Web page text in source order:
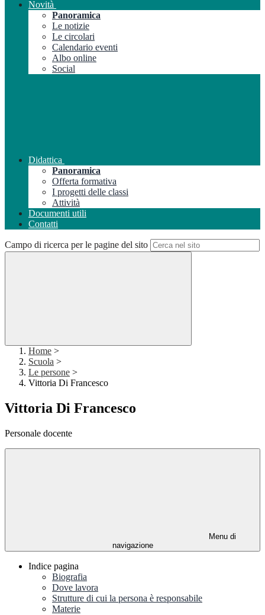
Novità
Panoramica
Le notizie
Le circolari
Calendario eventi
Albo online
Social
Didattica
Panoramica
Offerta formativa
I progetti delle classi
Attività
Documenti utili
Contatti
Campo di ricerca per le pagine del sito
Home >
Scuola >
Le persone >
Vittoria Di Francesco
Vittoria Di Francesco
Personale docente
Menu di
navigazione
Indice pagina
Biografia
Dove lavora
Strutture di cui la persona è responsabile
Materie